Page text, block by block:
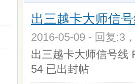
出三越卡大师信
2016-05-09 - 回复:3
出三越卡大师信号线
54 已出封帖